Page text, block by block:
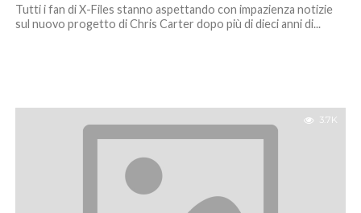
Tutti i fan di X-Files stanno aspettando con impazienza notizie
sul nuovo progetto di Chris Carter dopo più di dieci anni di...
3.7K